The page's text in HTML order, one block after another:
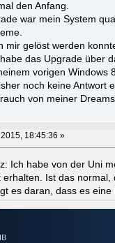
den Anfang.
war mein System
mir gelöst werden
das Upgrade über
vorigen
noch keine Antwort
von meiner
18:45:36 »
Ich habe von der Uni
erhalten. Ist das
es daran, dass es